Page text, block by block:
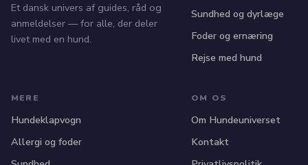
Et dansk univers af guides, råd og
anmeldelser — for alle, der deler
livet med en hund.
Sundhed og dyrlæge
Foder og ernæring
Rejse med hund
MERE
Hundeklapvogn
Allergi og foder
OM OS
Om Hundeuniverset
Kontakt